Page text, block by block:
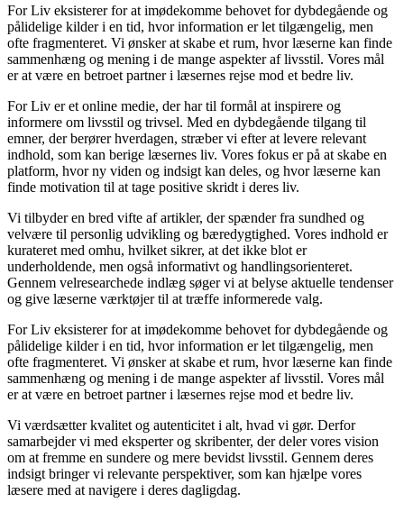
For Liv eksisterer for at imødekomme behovet for dybdegående og
pålidelige kilder i en tid, hvor information er let tilgængelig, men
ofte fragmenteret. Vi ønsker at skabe et rum, hvor læserne kan finde
sammenhæng og mening i de mange aspekter af livsstil. Vores mål
er at være en betroet partner i læsernes rejse mod et bedre liv.
For Liv er et online medie, der har til formål at inspirere og
informere om livsstil og trivsel. Med en dybdegående tilgang til
emner, der berører hverdagen, stræber vi efter at levere relevant
indhold, som kan berige læsernes liv. Vores fokus er på at skabe en
platform, hvor ny viden og indsigt kan deles, og hvor læserne kan
finde motivation til at tage positive skridt i deres liv.
Vi tilbyder en bred vifte af artikler, der spænder fra sundhed og
velvære til personlig udvikling og bæredygtighed. Vores indhold er
kurateret med omhu, hvilket sikrer, at det ikke blot er
underholdende, men også informativt og handlingsorienteret.
Gennem velresearchede indlæg søger vi at belyse aktuelle tendenser
og give læserne værktøjer til at træffe informerede valg.
For Liv eksisterer for at imødekomme behovet for dybdegående og
pålidelige kilder i en tid, hvor information er let tilgængelig, men
ofte fragmenteret. Vi ønsker at skabe et rum, hvor læserne kan finde
sammenhæng og mening i de mange aspekter af livsstil. Vores mål
er at være en betroet partner i læsernes rejse mod et bedre liv.
Vi værdsætter kvalitet og autenticitet i alt, hvad vi gør. Derfor
samarbejder vi med eksperter og skribenter, der deler vores vision
om at fremme en sundere og mere bevidst livsstil. Gennem deres
indsigt bringer vi relevante perspektiver, som kan hjælpe vores
læsere med at navigere i deres dagligdag.